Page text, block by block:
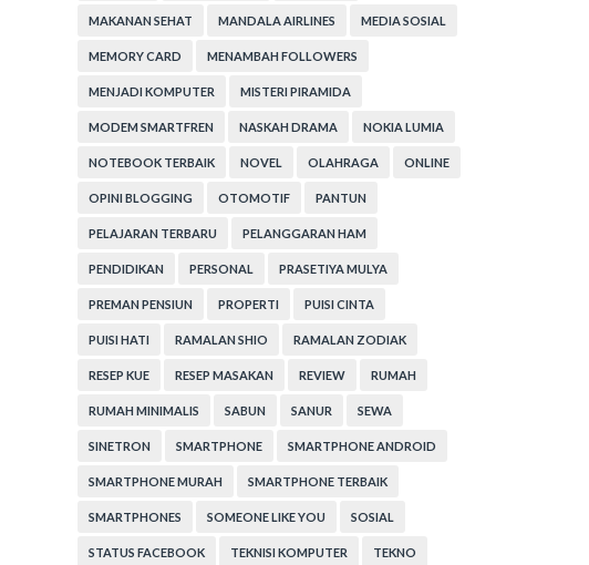
MAKANAN SEHAT MANDALA AIRLINES MEDIA SOSIAL
MEMORY CARD MENAMBAH FOLLOWERS
MENJADI KOMPUTER MISTERI PIRAMIDA
MODEM SMARTFREN NASKAH DRAMA NOKIA LUMIA
NOTEBOOK TERBAIK NOVEL OLAHRAGA ONLINE
OPINI BLOGGING OTOMOTIF PANTUN
PELAJARAN TERBARU PELANGGARAN HAM
PENDIDIKAN PERSONAL PRASETIYA MULYA
PREMAN PENSIUN PROPERTI PUISI CINTA
PUISI HATI RAMALAN SHIO RAMALAN ZODIAK
RESEP KUE RESEP MASAKAN REVIEW RUMAH
RUMAH MINIMALIS SABUN SANUR SEWA
SINETRON SMARTPHONE SMARTPHONE ANDROID
SMARTPHONE MURAH SMARTPHONE TERBAIK
SMARTPHONES SOMEONE LIKE YOU SOSIAL
STATUS FACEBOOK TEKNISI KOMPUTER TEKNO